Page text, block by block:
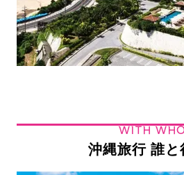
WITH
沖縄旅行 誰と